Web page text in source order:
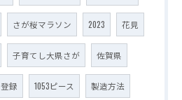
さが桜マラソン 2023 花見
子育てし大県さが 佐賀県
登録 1053ピース 製造方法